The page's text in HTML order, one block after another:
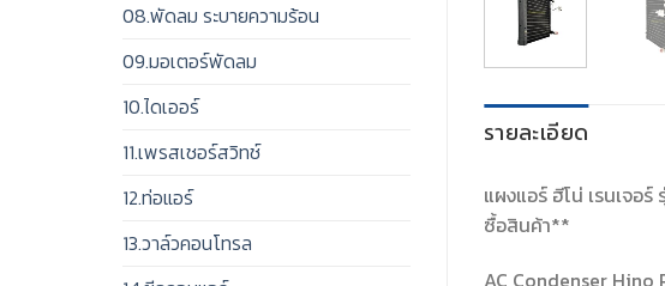
08.พัดลม ระบายความร้อน
09.มอเตอร์พัดลม
10.ไดเออร์
11.เพรสเชอร์สวิทช์
12.ท่อแอร์
13.วาล์วคอนโทรล
รายละเอียด
แผงแอร์ ฮีโน่ เรนเจอ
ซื้อสินค้า**
AC Condenser Hino